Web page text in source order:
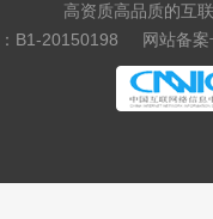
高资质高品质的互
B1-20150198
网站备